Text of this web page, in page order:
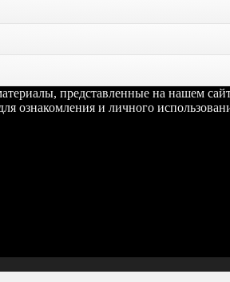
представленные на нашем
ознакомления и личного